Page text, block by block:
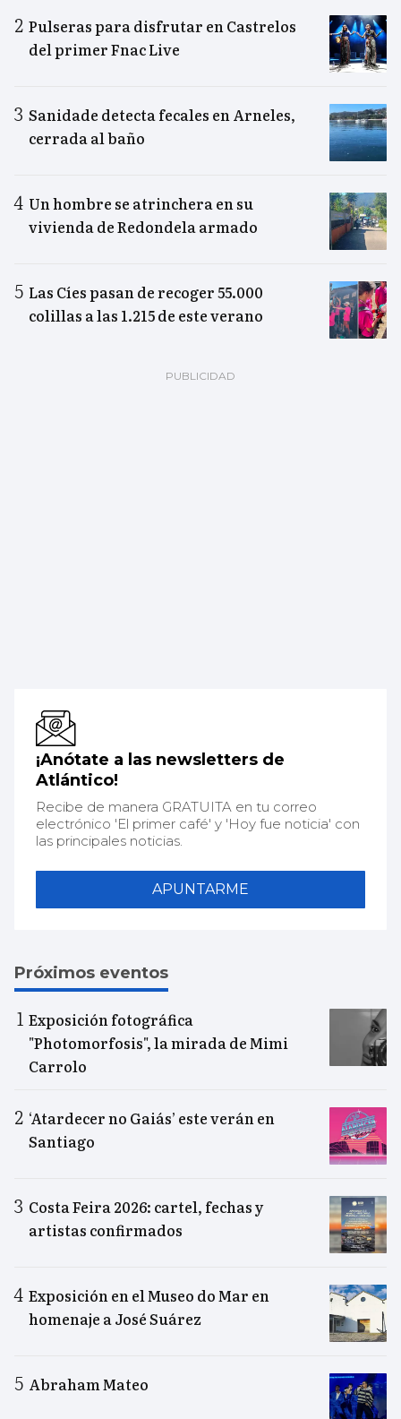
Pulseras para disfrutar en Castrelos
del primer Fnac Live
Sanidade detecta fecales en Arneles,
cerrada al baño
Un hombre se atrinchera en su
vivienda de Redondela armado
Las Cíes pasan de recoger 55.000
colillas a las 1.215 de este verano
¡Anótate a las newsletters de
Atlántico!
Recibe de manera GRATUITA en tu correo
electrónico 'El primer café' y 'Hoy fue noticia' con
las principales noticias.
APUNTARME
Próximos eventos
Exposición fotográfica
"Photomorfosis", la mirada de Mimi
Carrolo
‘Atardecer no Gaiás’ este verán en
Santiago
Costa Feira 2026: cartel, fechas y
artistas confirmados
Exposición en el Museo do Mar en
homenaje a José Suárez
Abraham Mateo